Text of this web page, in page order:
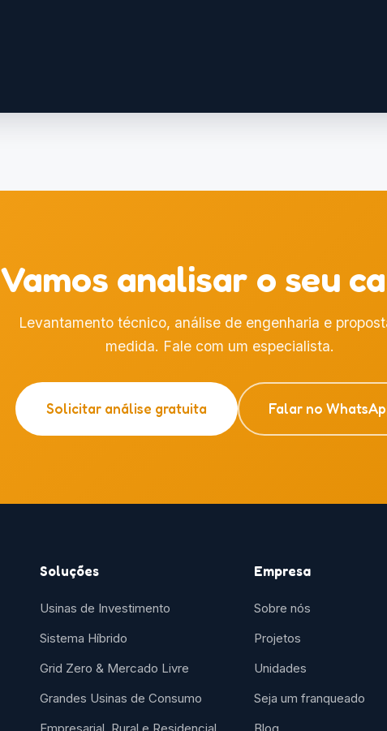
Vamos analisar o seu
Levantamento técnico, análise de engenharia e
medida. Fale com um especialista.
Solicitar análise gratuita Falar no
Soluções
Usinas de Investimento
Sistema Híbrido
Grid Zero & Mercado Livre
Grandes Usinas de Consumo
Empresarial, Rural e Residencial
Empresa
Sobre nós
Projetos
Unidades
Seja um franqueado
Blog